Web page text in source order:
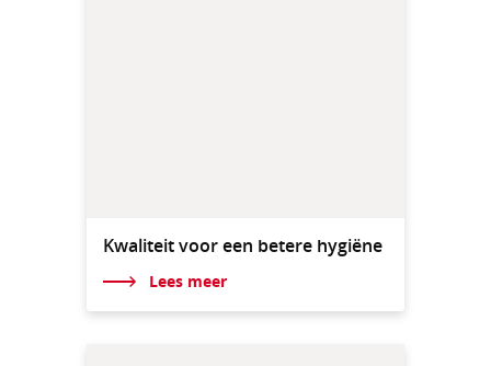
Kwaliteit voor een betere hygiëne
Lees meer